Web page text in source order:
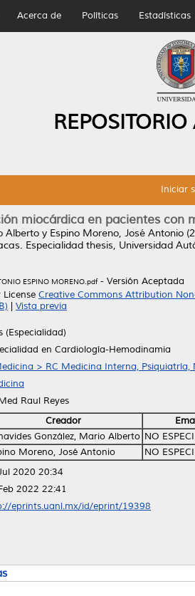
Acerca de Políticas Estadísticas
Iniciar
miocárdica en pacientes con
Alberto y Espino Moreno, José Antonio
Especialidad thesis, Universidad
ESPINO MORENO.pdf- Versión Aceptada
Creative Commons Attribution
Vista previa
(Especialidad)
en Cardiología-Hemodinamia
> RC Medicina Interna, Psiquiatría,
Raul Reyes
Creador
González, Mario Alberto NO
Moreno, José Antonio
NO
2020 20:34
2022 22:41
eprints.uanl.mx/id/eprint/19398